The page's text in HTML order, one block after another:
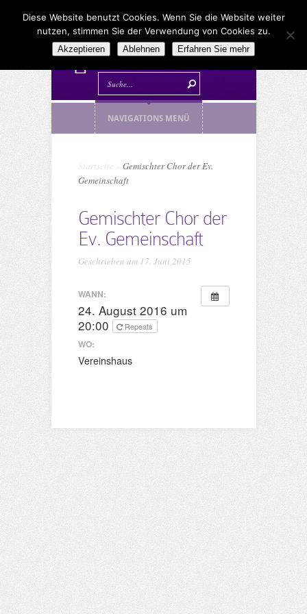
NAVIGATIONS MENÜ
Startseite
Gemischter Chor der Ev.
Gemeinschaft
Gemischter Chor der
Ev. Gemeinschaft
Geschrieben am 17. Juni 2015
WANN:
24. August 2016 um
20:00
Repeats
WO:
Vereinshaus
Diese Website benutzt Cookies. Wenn Sie die Website weiter
nutzen, stimmen Sie der Verwendung von Cookies zu.
Akzeptieren Ablehnen Erfahren Sie mehr